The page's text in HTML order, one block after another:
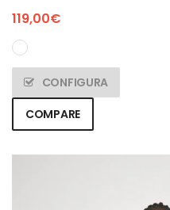
119,00€
CONFIGURA
COMPARE